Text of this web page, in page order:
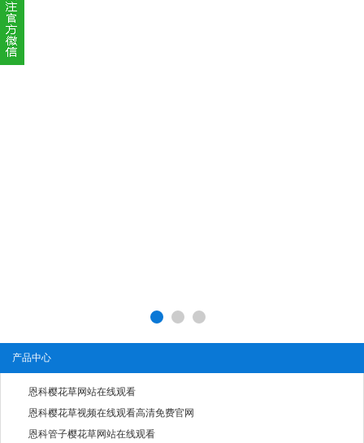
产品中心
恩科樱花草网站在线观看
恩科樱花草视频在线观看高清免费官网
恩科管子樱花草网站在线观看